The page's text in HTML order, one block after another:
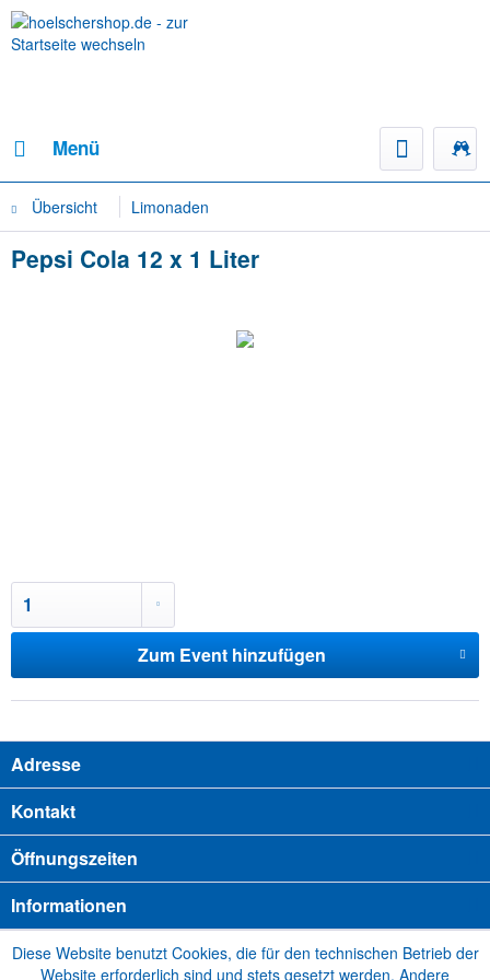
Menü
Übersicht Limonaden
Pepsi Cola 12 x 1 Liter
Zum Event hinzufügen
Adresse
Kontakt
Öffnungszeiten
Informationen
Diese Website benutzt Cookies, die für den technischen Betrieb der
Website erforderlich sind und stets gesetzt werden. Andere